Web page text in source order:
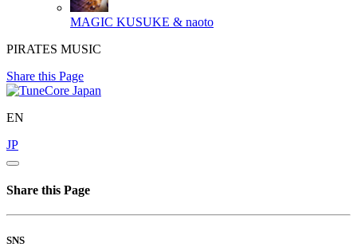
MAGIC KUSUKE & naoto
PIRATES MUSIC
Share this Page
EN
JP
Share this Page
SNS